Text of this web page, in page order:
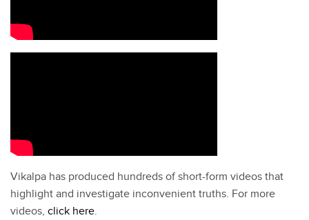
Vikalpa has produced hundreds of short-form videos that
highlight and investigate inconvenient truths. For more
videos, click here.